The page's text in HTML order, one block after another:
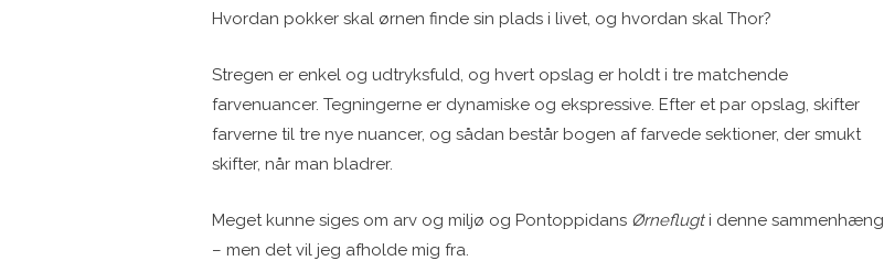
Hvordan pokker skal ørnen finde sin plads i livet, og hvordan skal Thor?
Stregen er enkel og udtryksfuld, og hvert opslag er holdt i tre matchende
farvenuancer. Tegningerne er dynamiske og ekspressive. Efter et par opslag, skifter
farverne til tre nye nuancer, og sådan består bogen af farvede sektioner, der smukt
skifter, når man bladrer.
Meget kunne siges om arv og miljø og Pontoppidans Ørneflugti denne sammenhæng
– men det vil jeg afholde mig fra.